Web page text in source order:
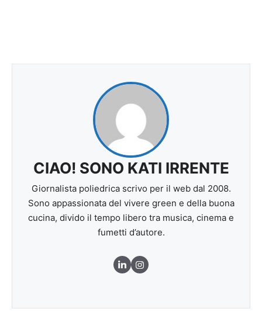
CIAO! SONO KATI IRRENTE
Giornalista poliedrica scrivo per il web dal 2008.
Sono appassionata del vivere green e della buona
cucina, divido il tempo libero tra musica, cinema e
fumetti d’autore.